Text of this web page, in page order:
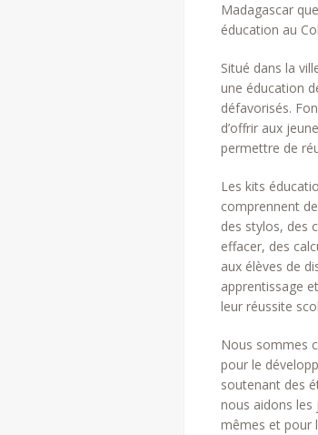
Madagascar
éducation au
Situé dans la
une éducation
défavorisés.
d’offrir aux
permettre de
Les kits
comprennent
des stylos, des
effacer, des
aux élèves de
apprentissage
leur réussite
Nous sommes
pour le
soutenant des
nous aidons les
mêmes et pour